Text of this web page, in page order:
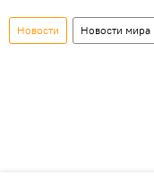
Новости Новости мира